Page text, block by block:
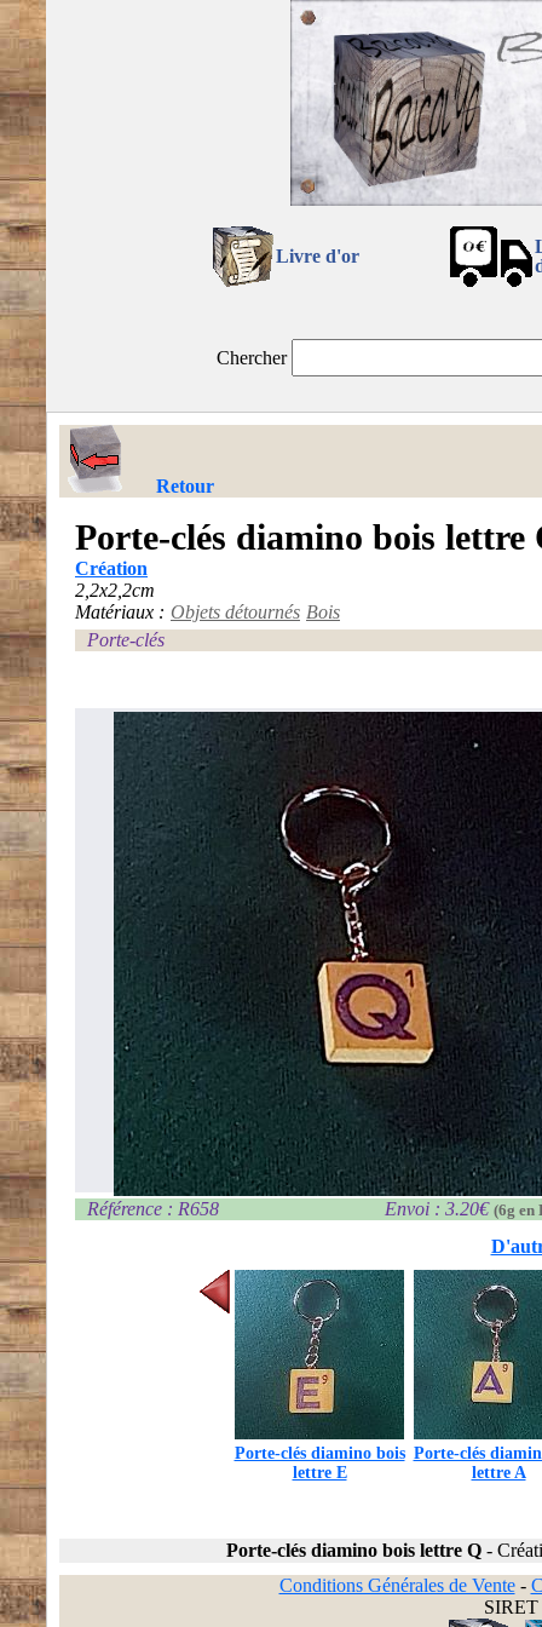
Livre d'or
Chercher
Retour
Porte-clés diamino bois lettre
Création
2,2x2,2cm
Matériaux : Objets détournés Bois
Porte-clés
Référence : R658 Envoi : 3.20€ (6g en
Porte-clés diamino bois
lettre E
Porte-clés
lettre A
Porte-clés diamino bois lettre Q -
Conditions Générales de Vente-
SIRET